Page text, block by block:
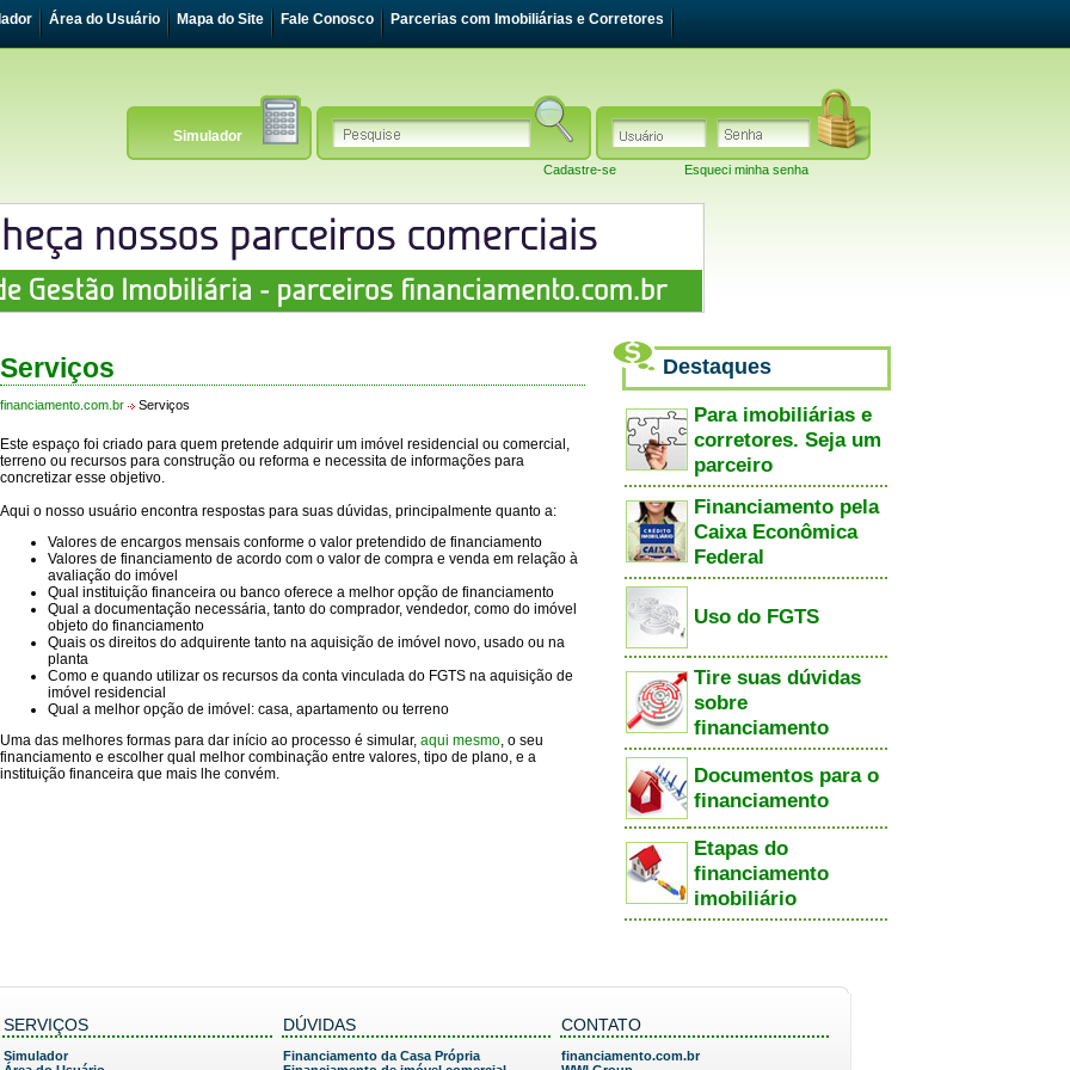
Área do Usuário Mapa do Site Fale Conosco Parcerias com Imobiliárias e Corretores
Simulador
Esqueci minha senha
Cadastre-se
Serviços
financiamento.com.br Serviços
Este espaço foi criado para quem pretende adquirir um imóvel residencial ou comercial,
terreno ou recursos para construção ou reforma e necessita de informações para
concretizar esse objetivo.
Aqui o nosso usuário encontra respostas para suas dúvidas, principalmente quanto a:
Valores de encargos mensais conforme o valor pretendido de financiamento
Valores de financiamento de acordo com o valor de compra e venda em relação à
avaliação do imóvel
Qual instituição financeira ou banco oferece a melhor opção de financiamento
Qual a documentação necessária, tanto do comprador, vendedor, como do imóvel
objeto do financiamento
Quais os direitos do adquirente tanto na aquisição de imóvel novo, usado ou na
planta
Como e quando utilizar os recursos da conta vinculada do FGTS na aquisição de
imóvel residencial
Qual a melhor opção de imóvel: casa, apartamento ou terreno
Uma das melhores formas para dar início ao processo é simular, aqui mesmo, o seu
financiamento e escolher qual melhor combinação entre valores, tipo de plano, e a
instituição financeira que mais lhe convém.
Destaques
Para imobiliárias e
corretores. Seja um
parceiro
Financiamento pela
Caixa Econômica
Federal
Uso do FGTS
Tire suas dúvidas
sobre
financiamento
Documentos para o
financiamento
Etapas do
financiamento
imobiliário
SERVIÇOS DÚVIDAS CONTATO
Simulador
Financiamento da Casa Própria
financiamento.com.br